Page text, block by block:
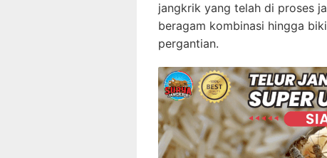
jangkrik yang telah di proses
beragam kombinasi hingga
pergantian.